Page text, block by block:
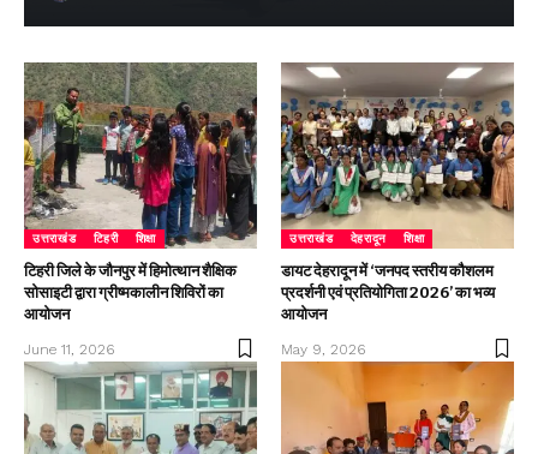
उत्तराखंड टिहरी शिक्षा
टिहरी जिले के जौनपुर में हिमोत्थान शैक्षिक
सोसाइटी द्वारा ग्रीष्मकालीन शिविरों का
आयोजन
June 11, 2026
उत्तराखंड देहरादून शिक्षा
डायट देहरादून में ‘जनपद स्तरीय कौशलम
प्रदर्शनी एवं प्रतियोगिता 2026’ का भव्य
आयोजन
May 9, 2026